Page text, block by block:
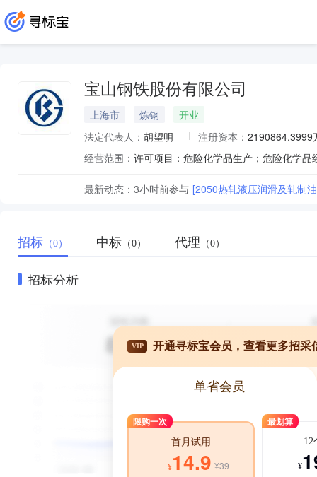
宝山钢铁股份有限公司
上海市 炼钢
开业
法定代表人： 胡望明 注册资本： 2190864.3999
经营范围：
最新动态： 3小时前参与 [2050热轧液压润滑及轧制
招标 （0） 中标 （0） 代理 （0）
招标分析
VIP 开通寻标宝会员，查看更多招采
单省会员
限购一次
首月试用
¥14.9 ¥39
最划算
12
¥